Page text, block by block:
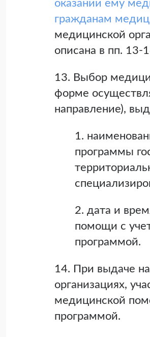
оказании ему
гражданам
медицинской
описана в пп. 13-
13. Выбор
форме
направление),
1.
программы
2. дата и
помощи с
программой.
14. При выдаче
организациях,
медицинской
программой.